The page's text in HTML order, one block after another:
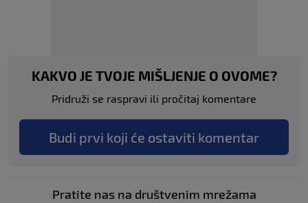
KAKVO JE TVOJE MIŠLJENJE O OVOME?
Pridruži se raspravi ili pročitaj komentare
Budi prvi koji će ostaviti komentar
Pratite nas na društvenim mrežama